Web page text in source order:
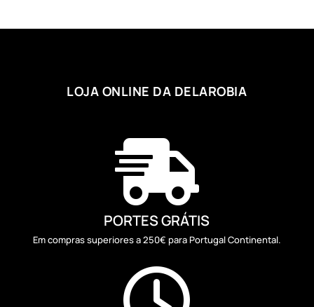
LOJA ONLINE DA DELAROBIA

PORTES GRÁTIS
Em compras superiores a 250€ para Portugal Continental.